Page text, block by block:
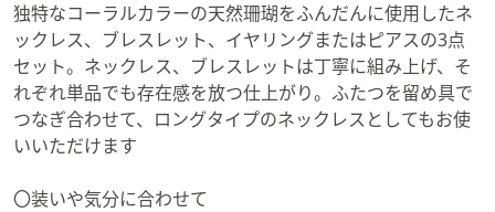
独特なコーラルカラーの天然珊瑚をふんだんに使用したネ
ックレス、ブレスレット、イヤリングまたはピアスの3点
セット。ネックレス、ブレスレットは丁寧に組み上げ、そ
れぞれ単品でも存在感を放つ仕上がり。ふたつを留め具で
つなぎ合わせて、ロングタイプのネックレスとしてもお使
いいただけます
〇装いや気分に合わせて